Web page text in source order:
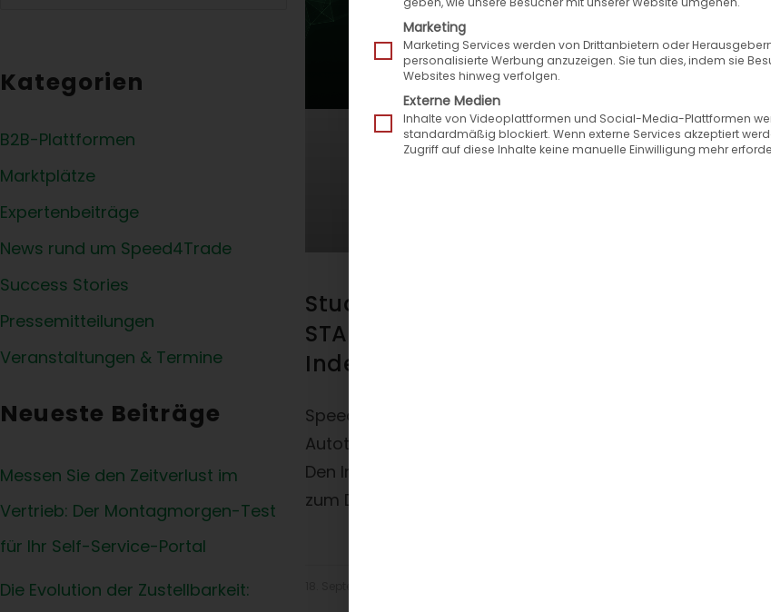
Kategorien
B2B-Plattformen
Marktplätze
Expertenbeiträge
News rund um Speed4Trade
Success Stories
Pressemitteilungen
Veranstaltungen & Termine
Neueste Beiträge
Messen Sie den Zeitverlust im
Vertrieb: Der Montagmorgen-Test
für Ihr Self-Service-Portal
Die Evolution der Zustellbarkeit:
Studienpapier: AA-
STARS Autoteile-Shop-
Index
Speed4Trade hat einen eigenen
Autoteile-Shop-Index entwickelt.
Den Index gibt es als Studienpapier
zum Download.
Auf der Suche
Marketing
Marketing Services werden von Drittanbietern oder
personalisierte Werbung anzuzeigen. Sie tun dies, indem sie
Websites hinweg verfolgen.
Externe Medien
Inhalte von Videoplattformen und Social-Media-Plattformen
standardmäßig blockiert. Wenn externe Services akzeptiert
Zugriff auf diese Inhalte keine manuelle Einwilligung mehr